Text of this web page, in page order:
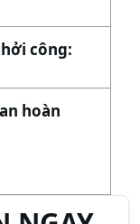
công:
hoàn